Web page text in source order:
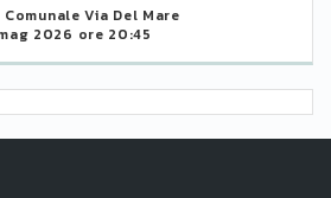
Via Del Mare
2026 ore 20:45